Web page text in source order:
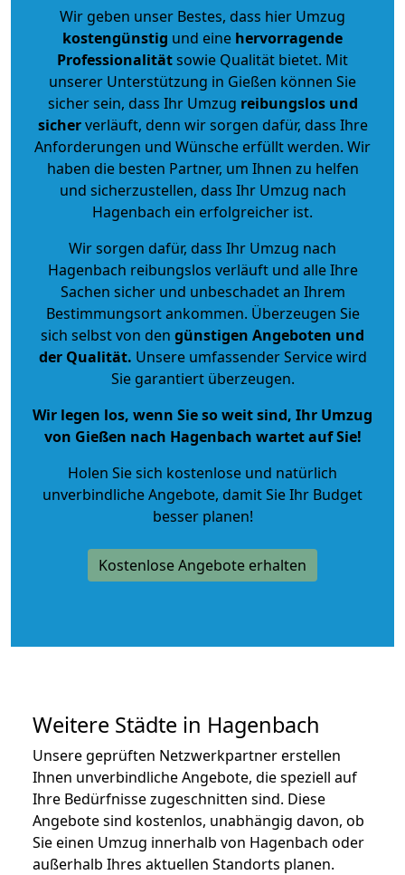
Wir geben unser Bestes, dass hier Umzug
kostengünstig und eine hervorragende
Professionalitätsowie Qualität bietet. Mit
unserer Unterstützung in Gießen können Sie
sicher sein, dass Ihr Umzug reibungslos und
sicherverläuft, denn wir sorgen dafür, dass Ihre
Anforderungen und Wünsche erfüllt werden. Wir
haben die besten Partner, um Ihnen zu helfen
und sicherzustellen, dass Ihr Umzug nach
Hagenbach ein erfolgreicher ist.
Wir sorgen dafür, dass Ihr Umzug nach
Hagenbach reibungslos verläuft und alle Ihre
Sachen sicher und unbeschadet an Ihrem
Bestimmungsort ankommen. Überzeugen Sie
sich selbst von den günstigen Angeboten und
der Qualität. Unsere umfassender Service wird
Sie garantiert überzeugen.
Wir legen los, wenn Sie so weit sind, Ihr Umzug
von Gießen nach Hagenbach wartet auf Sie!
Holen Sie sich kostenlose und natürlich
unverbindliche Angebote, damit Sie Ihr Budget
besser planen!
Kostenlose Angebote erhalten
Weitere Städte in Hagenbach
Unsere geprüften Netzwerkpartner erstellen
Ihnen unverbindliche Angebote, die speziell auf
Ihre Bedürfnisse zugeschnitten sind. Diese
Angebote sind kostenlos, unabhängig davon, ob
Sie einen Umzug innerhalb von Hagenbach oder
außerhalb Ihres aktuellen Standorts planen.